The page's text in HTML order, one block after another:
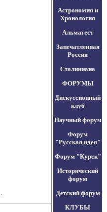
Астрономия и
Хронология
Альмагест
Запечатленная
Россия
Сталиниана
ФОРУМЫ
Дискуссионный
клуб
Научный форум
Форум
"Русская идея"
Форум "Курск"
Исторический
форум
Детский форум
КЛУБЫ